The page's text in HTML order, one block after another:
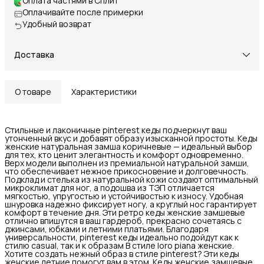
Оплачивайте после примерки
Удобный возврат
Доставка
О товаре Характеристики
Стильные и лаконичные pinterest кеды подчеркнут ваш
утонченный вкус и добавят образу изысканной простоты. Кеды
женские натуральная замша коричневые — идеальный выбор
для тех, кто ценит элегантность и комфорт одновременно.
Верх модели выполнен из премиальной натуральной замши,
что обеспечивает нежное прикосновение и долговечность.
Подклад и стелька из натуральной кожи создают оптимальный
микроклимат для ног, а подошва из ТЭП отличается
мягкостью, упругостью и устойчивостью к износу. Удобная
шнуровка надежно фиксирует ногу, а круглый нос гарантирует
комфорт в течение дня. Эти ретро кеды женские замшевые
отлично впишутся в ваш гардероб, прекрасно сочетаясь с
джинсами, юбками и летними платьями. Благодаря
универсальности, pinterest кеды идеально подойдут как к
стилю casual, так и к образам В стиле loro piana женские.
Хотите создать нежный образ в стиле pinterest? Эти кеды